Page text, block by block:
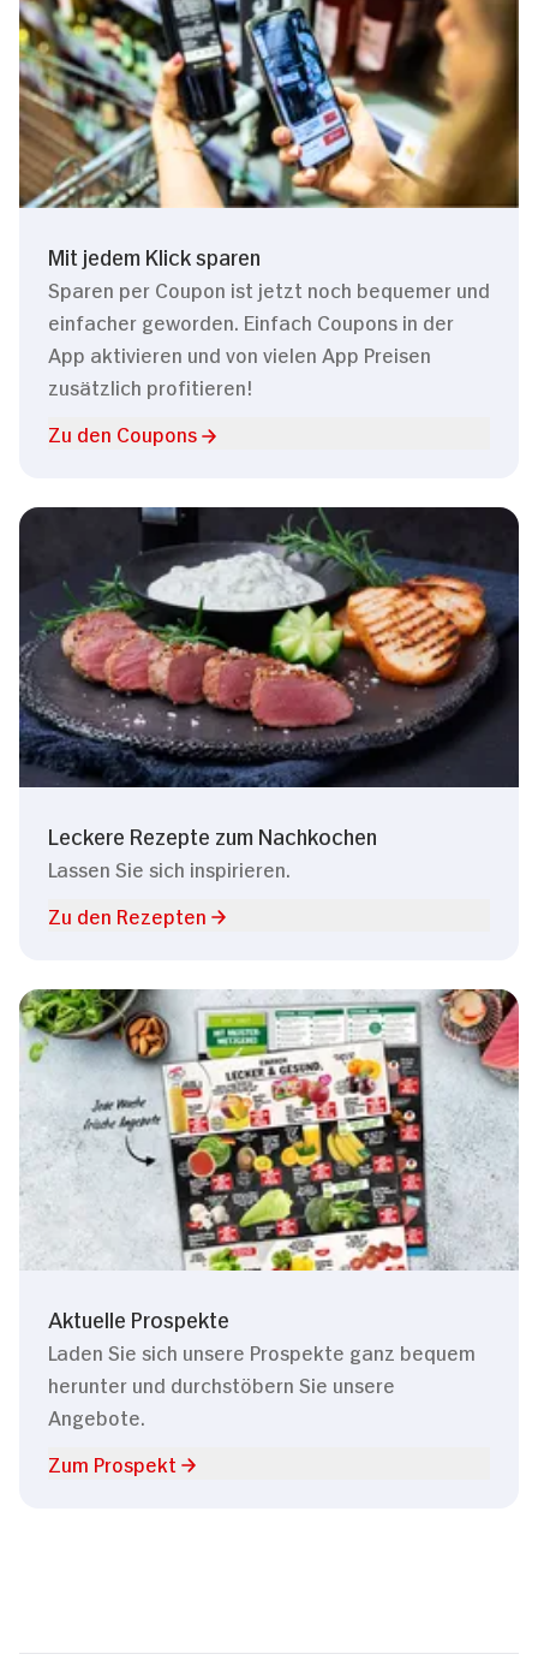
Mit jedem Klick sparen
Sparen per Coupon ist jetzt noch bequemer und
einfacher geworden. Einfach Coupons in der
App aktivieren und von vielen App Preisen
zusätzlich profitieren!
Zu den Coupons
Leckere Rezepte zum Nachkochen
Lassen Sie sich inspirieren.
Zu den Rezepten
Aktuelle Prospekte
Laden Sie sich unsere Prospekte ganz bequem
herunter und durchstöbern Sie unsere
Angebote.
Zum Prospekt